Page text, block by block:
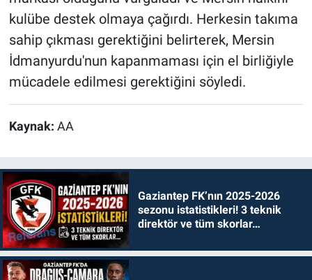
kulübe destek olmaya çağırdı. Herkesin takıma
sahip çıkması gerektiğini belirterek, Mersin
İdmanyurdu'nun kapanmaması için el birliğiyle
mücadele edilmesi gerektiğini söyledi.
Kaynak: AA
Gaziantep FK’nın 2025-2026
sezonu istatistikleri! 3 teknik
direktör ve tüm skorlar…